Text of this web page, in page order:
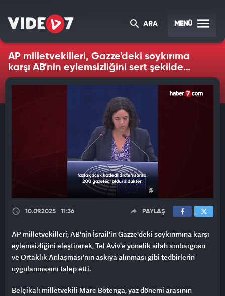
ARA MENÜ
AP milletvekilleri, Gazze'deki soykırıma
karşı AB'nin eylemsizliğini sert şekilde
eleştirdi
10.09.2025 11:36 PAYLAŞ
AP milletvekilleri, AB'nin İsrail'in Gazze'deki soykırımına karşı
eylemsizliğini eleştirerek, Tel Aviv'e yönelik silah ambargosu
ve Ortaklık Anlaşması'nın askıya alınması gibi tedbirlerin
uygulanmasını talep etti.
Belçikalı milletvekili Marc Botenga, yaz dönemi arasının